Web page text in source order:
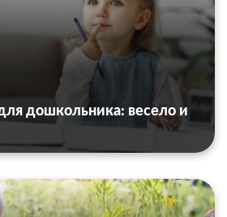
дошкольника: весело и